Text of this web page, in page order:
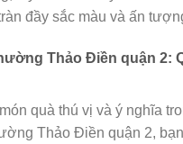
đầy sắc màu và ấn
Thảo Điền quận 2:
quà thú vị và ý nghĩa
Thảo Điền quận 2,